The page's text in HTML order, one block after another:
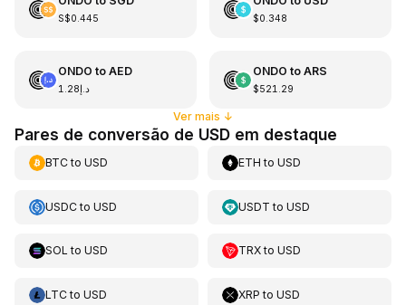
S$0.445 $0.348
ONDO to AED
د.إ1.28
ONDO to ARS
$521.29
Ver mais ↓
Pares de conversão de USD em destaque
BTCto USD ETH toUSD
USDCto USD USDT toUSD
SOL to USD TRXtoUSD
LTCto USD XRP toUSD